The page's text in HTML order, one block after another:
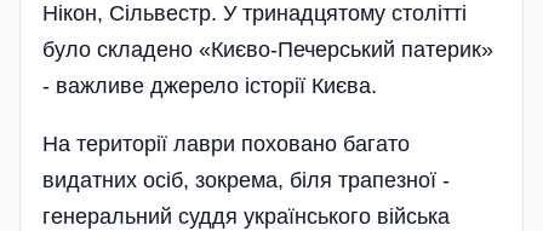
Нікон, Сільвестр. У тринадцятому столітті
було складено «Києво-Печерський патерик»
- важливе джерело історії Києва.
На території лаври поховано багато
видатних осіб, зокрема, біля трапезної -
генеральний суддя українського війська